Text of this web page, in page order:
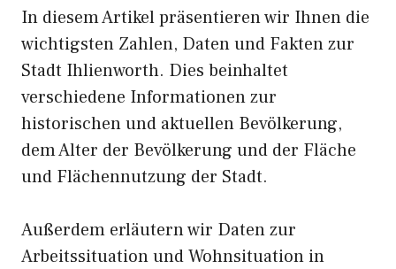
In diesem Artikel präsentieren wir Ihnen die
wichtigsten Zahlen, Daten und Fakten zur
Stadt Ihlienworth. Dies beinhaltet
verschiedene Informationen zur
historischen und aktuellen Bevölkerung,
dem Alter der Bevölkerung und der Fläche
und Flächennutzung der Stadt.
Außerdem erläutern wir Daten zur
Arbeitssituation und Wohnsituation in